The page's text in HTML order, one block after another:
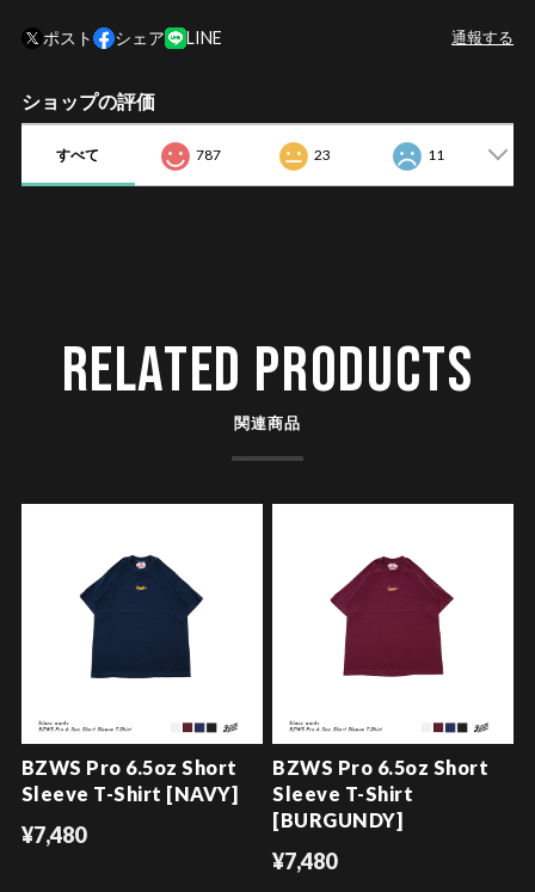
ポスト シェア LINE 通報する
ショップの評価
すべて 787 23 11
RELATED PRODUCTS
関連商品
BZWS Pro 6.5oz Short
Sleeve T-Shirt [NAVY]
¥7,480
BZWS Pro 6.5oz Short
Sleeve T-Shirt
[BURGUNDY]
¥7,480